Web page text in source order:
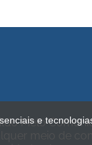
Melo
meio de
e